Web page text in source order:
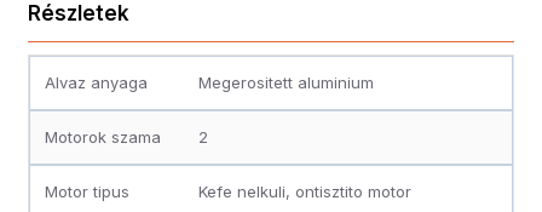
Részletek
Alvaz anyaga Megerositett aluminium
Motorok szama 2
Motor tipus Kefe nelkuli, ontisztito motor